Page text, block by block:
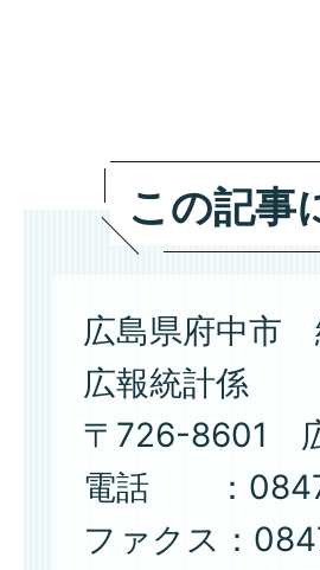
この記事
広島県府中市
広報統計係
〒726-8601
電話 ：
ファクス：